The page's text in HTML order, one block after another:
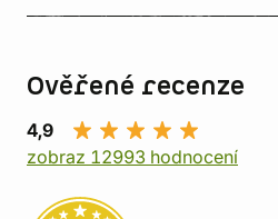
Ověřené recenze
4,9
zobraz 12993 hodnocení